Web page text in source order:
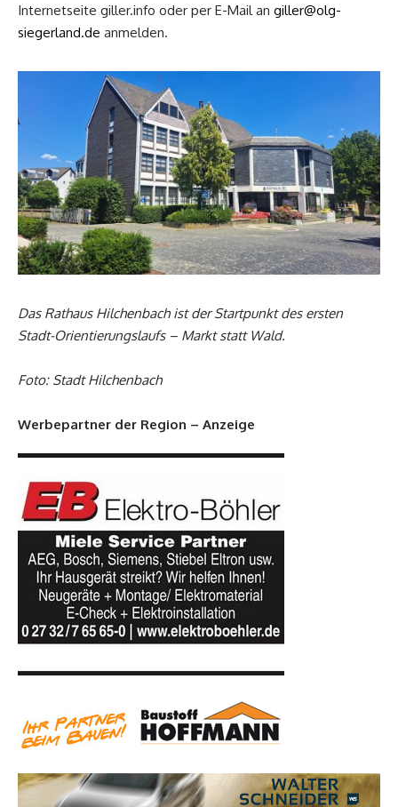
Internetseite giller.info oder per E-Mail an giller@olg-
siegerland.de anmelden.
Das Rathaus Hilchenbach ist der Startpunkt des ersten
Stadt-Orientierungslaufs – Markt statt Wald.
Foto: Stadt Hilchenbach
Werbepartner der Region – Anzeige